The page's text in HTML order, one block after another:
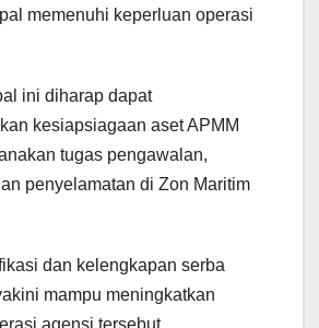
memenuhi keperluan operasi
ini diharap dapat
kesiapsiagaan aset APMM
tugas pengawalan,
penyelamatan di Zon Maritim
dan kelengkapan serba
mampu meningkatkan